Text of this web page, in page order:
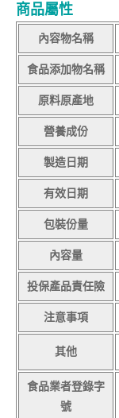
商品屬性
內容物名稱
食品添加物名稱
原料原產地
營養成份
製造日期
有效日期
包裝份量
內容量
投保產品責任險
注意事項
其他
食品業者登錄字
號